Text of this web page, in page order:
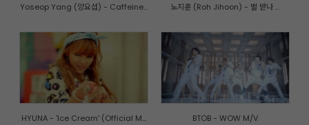
Yoseop Yang (양요섭) - Caffeine... 노지훈 (Roh Jihoon) - 벌 받나 ...
HYUNA - 'Ice Cream' (Official M... BTOB - WOW M/V